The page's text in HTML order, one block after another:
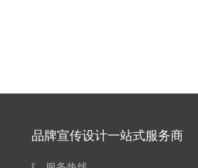
品牌宣传设计一站式服务商